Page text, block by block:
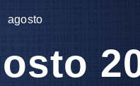
agosto